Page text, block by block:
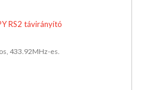
RS2 távirányító
433.92MHz-es.